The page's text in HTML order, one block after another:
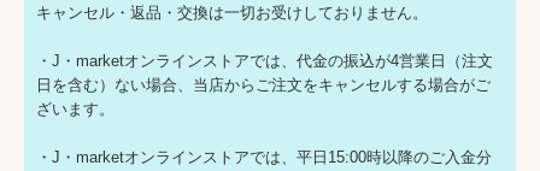
キャンセル・返品・交換は一切お受けしておりません。
・J・marketオンラインストアでは、代金の振込が4営業日（注文
日を含む）ない場合、当店からご注文をキャンセルする場合がご
ざいます。
・J・marketオンラインストアでは、平日15:00時以降のご入金分